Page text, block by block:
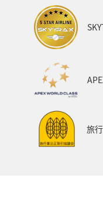
ロウニンアジ（
岩手県 秋田県
旅